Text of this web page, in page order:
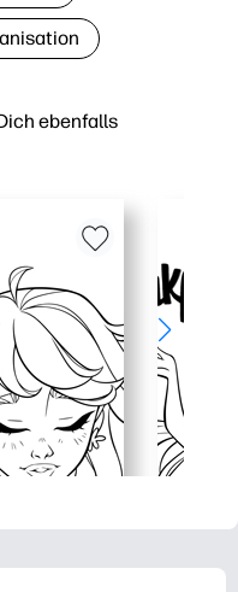
ebenfalls